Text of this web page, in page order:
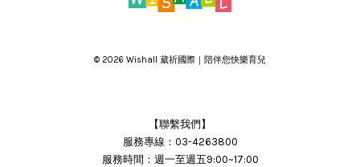
© 2026 Wishall 葳祈國際｜陪伴您快樂育兒
【聯繫我們】
服務專線：03-4263800
服務時間：週一至週五9:00~17:00